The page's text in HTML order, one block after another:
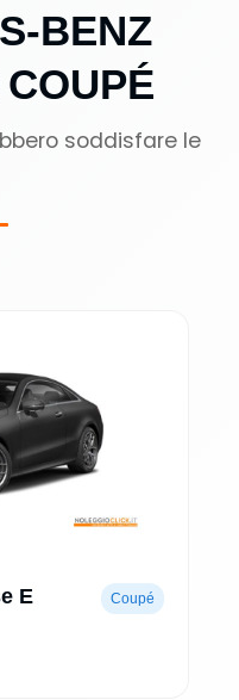
BENZ
soddisfare le
E
Coupé